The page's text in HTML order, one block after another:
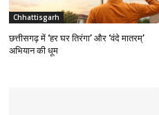
Chhattisgarh
छत्तीसगढ़ में ‘हर घर तिरंगा’ और ‘वंदे मातरम्’
अभियान की धूम